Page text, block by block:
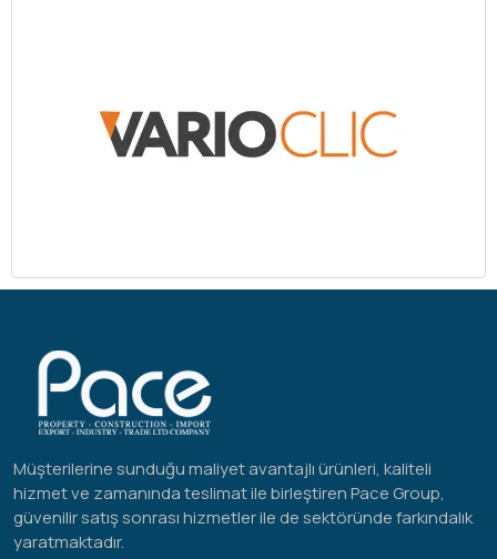
Müşterilerine sunduğu maliyet avantajlı ürünleri, kaliteli
hizmet ve zamanında teslimat ile birleştiren Pace Group,
güvenilir satış sonrası hizmetler ile de sektöründe farkındalık
yaratmaktadır.